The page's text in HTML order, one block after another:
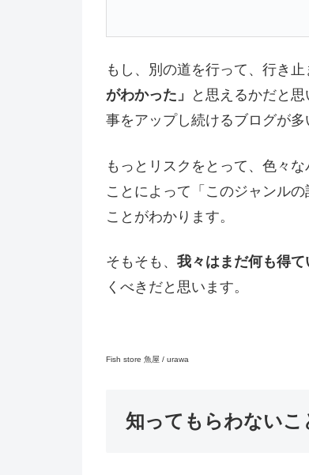
もし、別の道を行って、行き止
がわかった」
と思えるかだと
事をアップし続けるブログが多
もっとリスクをとって、色々
ことによって「このジャンル
ことがわかります。
そもそも、 我々はまだ何も得て
くべきだと思います。
Fish store 魚屋 / urawa
知ってもらわない